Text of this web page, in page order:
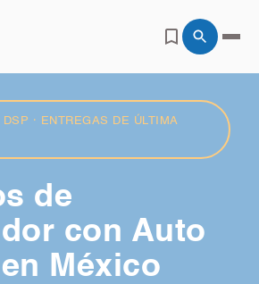
DSP · ENTREGAS DE ÚLTIMA
de
con Auto
México